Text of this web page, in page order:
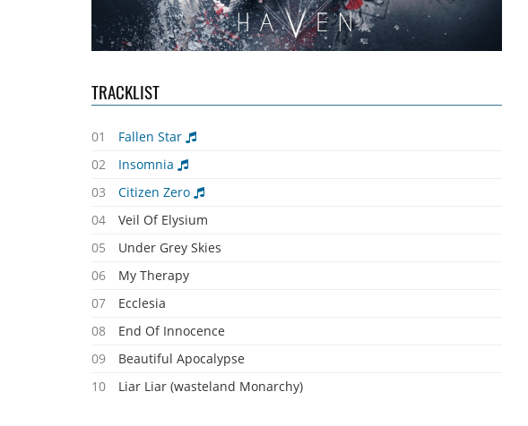
TRACKLIST
01
Fallen Star
02
Insomnia
03
Citizen Zero
04
Veil Of Elysium
05
Under Grey Skies
06
My Therapy
07
Ecclesia
08
End Of Innocence
09
Beautiful Apocalypse
10
Liar Liar (wasteland Monarchy)